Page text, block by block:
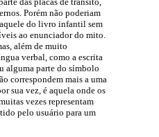
Porém não poderiam
do livro infantil sem
ao enunciador do mito.
além de muito
verbal, como a escrita
alguma parte do símbolo
correspondem mais a uma
sua vez, é aquela onde os
vezes representam
pelo usuário para um